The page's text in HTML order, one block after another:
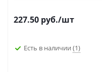
227.50 руб./шт
Есть в наличии (1)